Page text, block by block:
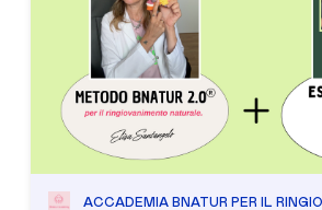
ACCADEMIA BNATUR PER IL